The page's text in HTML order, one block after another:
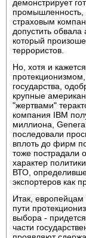
демонстрирует
страховым
допустить
который
террористов.
Но, хотя и
государства,
крупные
"жертвами"
компания IBM
миллиона,
последовали
вплоть до фирм
тоже пострадали
характер
ВТО,
экспортеров как
Итак, европейцам
пути
выбора -
части